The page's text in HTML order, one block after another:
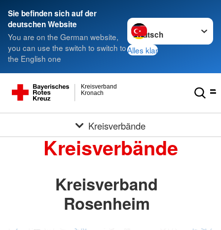
Sie befinden sich auf der
deutschen Website
You are on the German website,
you can use the switch to switch to
the English one
Sprache wechseln zu
Alles klar
Kronach
Kreisverband
Kreisverbände
Kreisverbände
Kreisverband
Rosenheim